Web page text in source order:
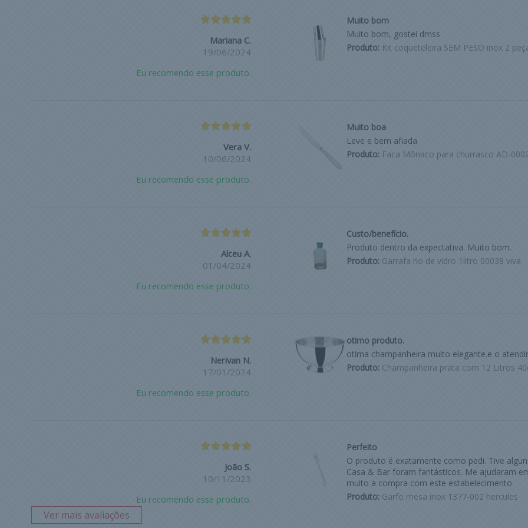
Mariana C.
19/06/2024
Eu recomendo esse produto.
Muito bom
Muito bom, gostei dmss
Produto:Kit coqueteleira SEM PESO inox 2
Vera V.
10/06/2024
Eu recomendo esse produto.
Muito boa
Leve e bem afiada
Produto:Faca Mônaco para churrasco AD-
Alceu A.
01/04/2024
Eu recomendo esse produto.
Custo/benefício.
Produto dentro da expectativa. Muito bom.
Produto:Garrafa rio de vidro 1litro 00038 viva
Nerivan N.
17/01/2024
Eu recomendo esse produto.
otimo produto.
otima champanheira muito elegante.e o
Produto:Champanheira prata com 12 Litros
João S.
10/11/2023
Eu recomendo esse produto.
Perfeito
O produto é exatamente como pedi. Tive
Casa & Bar foram fantásticos. Me ajudaram
muito a compra com este estabelecimento.
Produto:Garfo mesa inox 1377-002 hercules
Ver mais avaliações